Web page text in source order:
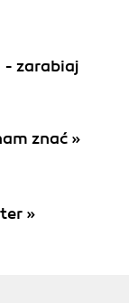
- zarabiaj
znać »
»